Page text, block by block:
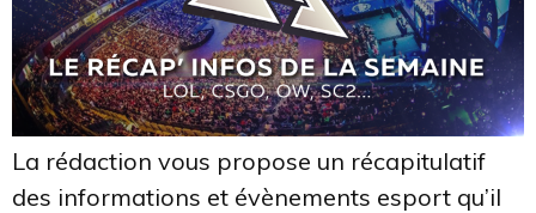
La rédaction vous propose un récapitulatif
des informations et évènements esport qu’il